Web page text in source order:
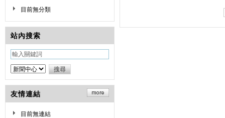
目前無分類
站內搜索
友情連結
目前無連結